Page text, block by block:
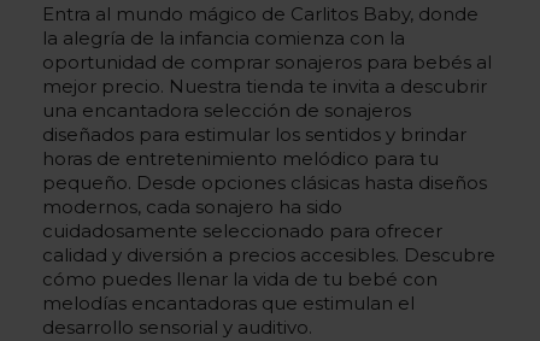
Entra al mundo mágico de Carlitos Baby, donde
la alegría de la infancia comienza con la
oportunidad de comprar sonajeros para bebés al
mejor precio. Nuestra tienda te invita a descubrir
una encantadora selección de sonajeros
diseñados para estimular los sentidos y brindar
horas de entretenimiento melódico para tu
pequeño. Desde opciones clásicas hasta diseños
modernos, cada sonajero ha sido
cuidadosamente seleccionado para ofrecer
calidad y diversión a precios accesibles. Descubre
cómo puedes llenar la vida de tu bebé con
melodías encantadoras que estimulan el
desarrollo sensorial y auditivo.